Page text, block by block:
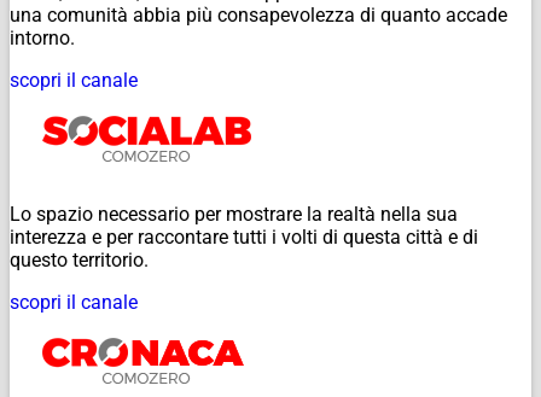
una comunità abbia più consapevolezza di quanto accade
intorno.
scopri il canale
Lo spazio necessario per mostrare la realtà nella sua
interezza e per raccontare tutti i volti di questa città e di
questo territorio.
scopri il canale